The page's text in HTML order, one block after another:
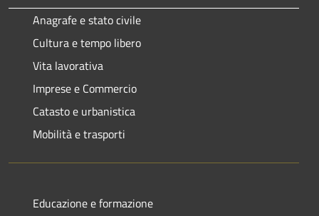
Anagrafe e stato civile
Cultura e tempo libero
Vita lavorativa
Imprese e Commercio
Catasto e urbanistica
Mobilità e trasporti
Educazione e formazione